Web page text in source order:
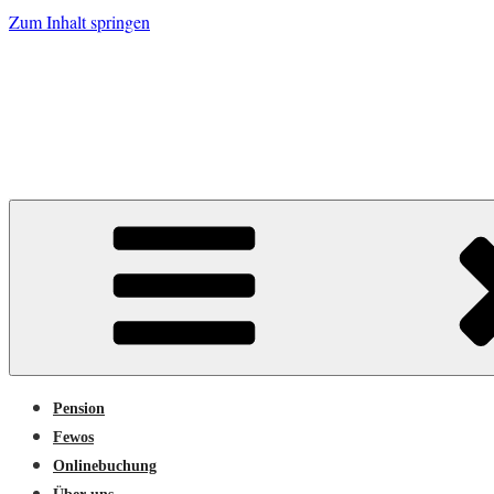
Zum Inhalt springen
Pension
Fewos
Onlinebuchung